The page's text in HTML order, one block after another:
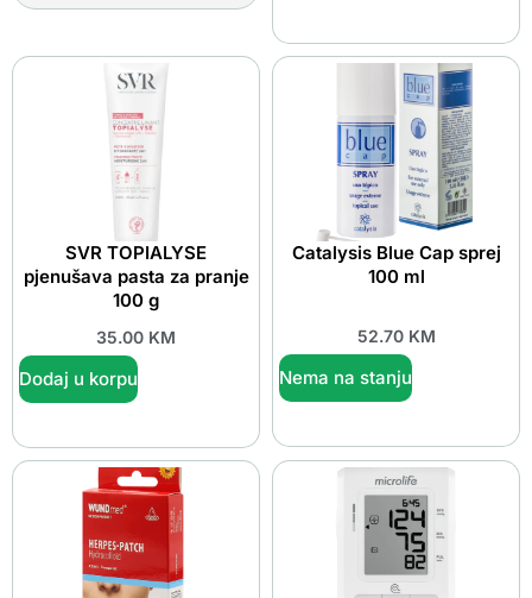
SVR TOPIALYSE
pjenušava pasta za pranje
100 g
35.00 KM
Dodaj u korpu
Catalysis Blue Cap sprej
100 ml
52.70 KM
Nema na stanju